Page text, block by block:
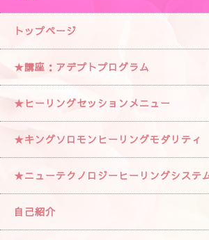
トップページ
★講座：アデプトプログラム
★ヒーリングセッションメニュー
★キングソロモンヒーリングモダリティ
★ニューテクノロジーヒーリングシステ
自己紹介